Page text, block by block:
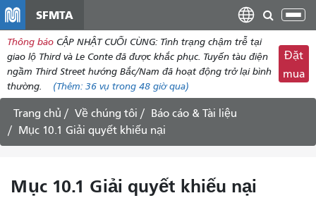
dung
SFMTA
Thông báo CẬP NHẬT CUỐI CÙNG: Tình trạng chậm trễ tại
giao lộ Third và Le Conte đã được khắc phục. Tuyến tàu điện
ngầm Third Street hướng Bắc/Nam đã hoạt động trở lại bình
thường.
(Thêm: 36 vụ trong 48 giờ qua)
Đặt
mua
Trang chủ Về chúng tôi
Báo cáo & Tài liệu
Mục 10.1 Giải quyết khiếu nại
Mục 10.1 Giải quyết khiếu nại